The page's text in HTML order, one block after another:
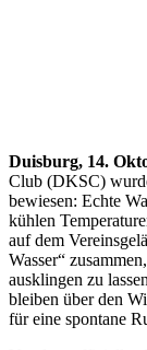
Duisburg, 14.
Club (DKSC)
bewiesen: Echte
kühlen
auf dem
Wasser“
ausklingen zu
bleiben über den
für eine spontane